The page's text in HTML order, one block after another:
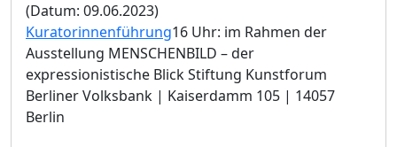
(Datum: 09.06.2023)
Kuratorinnenführung16 Uhr: im Rahmen der
Ausstellung MENSCHENBILD – der
expressionistische Blick Stiftung Kunstforum
Berliner Volksbank | Kaiserdamm 105 | 14057
Berlin